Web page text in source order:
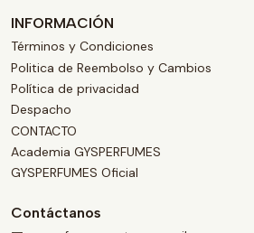
INFORMACIÓN
Términos y Condiciones
Politica de Reembolso y Cambios
Política de privacidad
Despacho
CONTACTO
Academia GYSPERFUMES
GYSPERFUMES Oficial
Contáctanos